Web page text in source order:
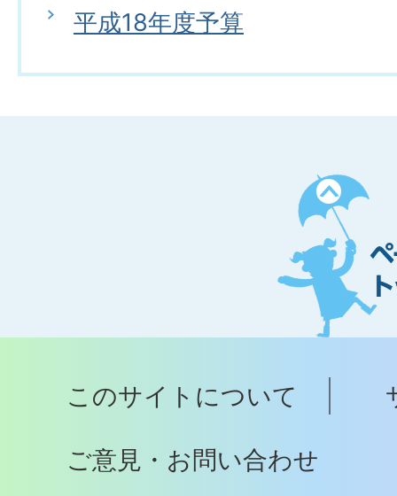
平成18年度予算
ペ
ー
ジ
ト
ッ
へ
このサイトについて
ご意見・お問い合わせ